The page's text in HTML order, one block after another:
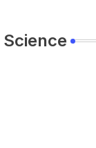
Science